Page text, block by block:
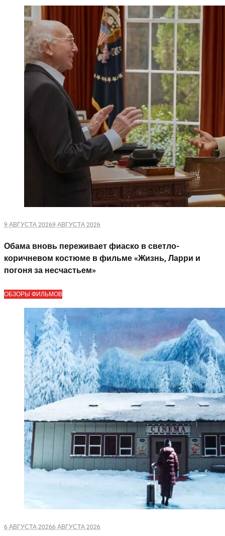
9 АВГУСТА 20269 АВГУСТА 2026
Обама вновь переживает фиаско в светло-
коричневом костюме в фильме «Жизнь, Ларри и
погоня за несчастьем»
ОБЗОРЫ ФИЛЬМОВ
6 АВГУСТА 20266 АВГУСТА 2026